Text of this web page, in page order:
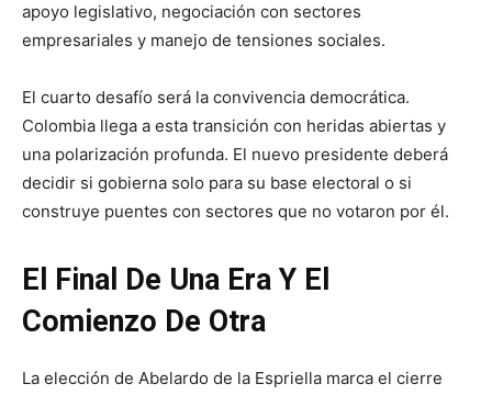
apoyo legislativo, negociación con sectores
empresariales y manejo de tensiones sociales.
El cuarto desafío será la convivencia democrática.
Colombia llega a esta transición con heridas abiertas y
una polarización profunda. El nuevo presidente deberá
decidir si gobierna solo para su base electoral o si
construye puentes con sectores que no votaron por él.
El Final De Una Era Y El
Comienzo De Otra
La elección de Abelardo de la Espriella marca el cierre